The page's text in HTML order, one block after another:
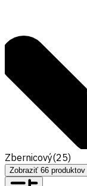
Zbernicový(25)
Zobraziť 66 produktov